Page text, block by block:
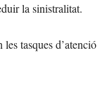
la sinistralitat.
tasques d’atenció